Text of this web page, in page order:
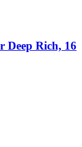
Deep Rich, 16